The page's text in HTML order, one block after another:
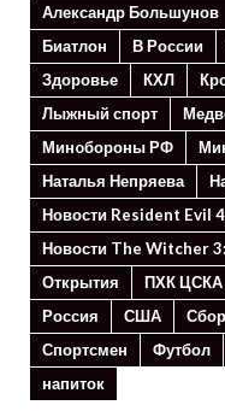
Александр Большунов
Биатлон
В России
Здоровье
КХЛ
Лыжный спорт
Минoбороны РФ
Наталья Непряева
Новости Resident Evil 4
Новости The Witcher
Открытия
ПХК ЦСКА
Россия
США
Спортсмен
Футбол
напиток